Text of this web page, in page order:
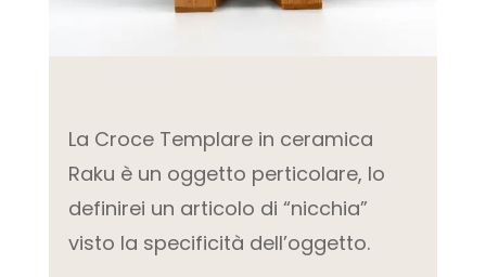
La Croce Templare in ceramica
Raku è un oggetto perticolare, lo
definirei un articolo di “nicchia”
visto la specificità dell’oggetto.